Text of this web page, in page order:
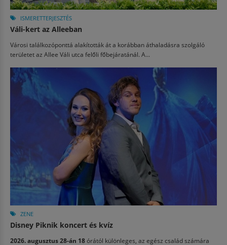
ISMERETTERJESZTÉS
Váli-kert az Alleeban
Városi találkozóponttá alakították át a korábban áthaladásra szolgáló
területet az Allee Váli utca felőli főbejáratánál. A...
ZENE
Disney Piknik koncert és kvíz
2026. augusztus 28-án 18órától különleges, az egész család számára